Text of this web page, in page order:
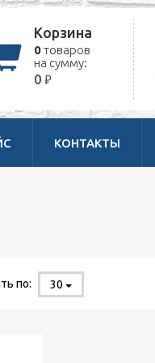
Корзина
0товаров
на сумму:
0 ₽
КОНТАКТЫ
по: 30